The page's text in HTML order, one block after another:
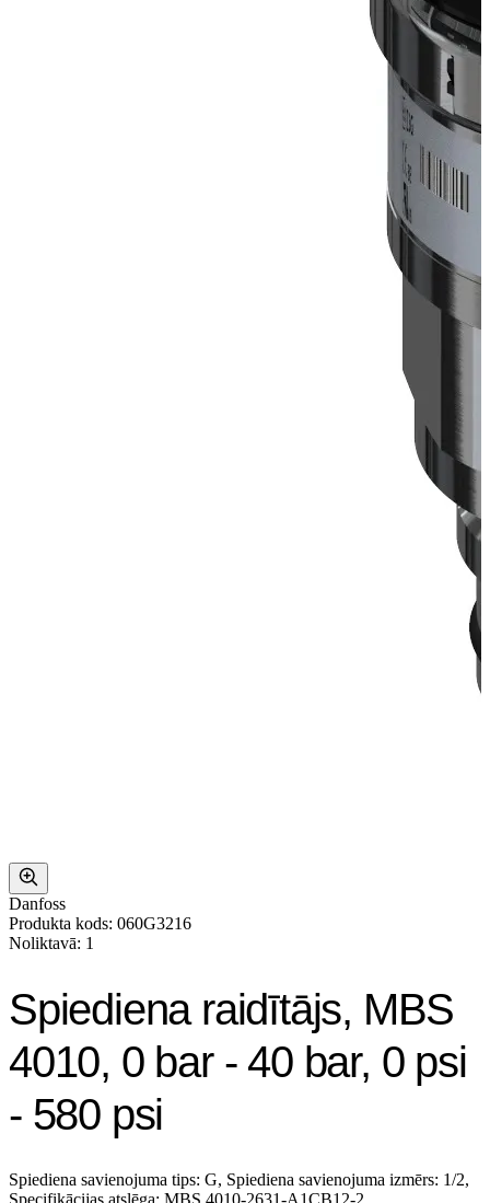
Danfoss
Produkta kods: 060G3216
Noliktavā: 1
Spiediena raidītājs, MBS
4010, 0 bar - 40 bar, 0 psi
- 580 psi
Spiediena savienojuma tips: G, Spiediena savienojuma izmērs: 1/2,
Specifikācijas atslēga: MBS 4010-2631-A1CB12-2